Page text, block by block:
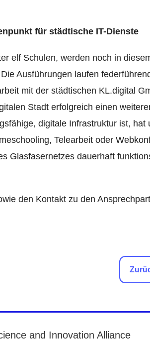
für städtische IT-Dienste
elf Schulen, werden noch in
Ausführungen laufen
mit der städtischen KL.digital
Stadt erfolgreich einen
digitale Infrastruktur ist, hat
Telearbeit oder
Glasfasernetzes dauerhaft
den Kontakt zu den
and Innovation Alliance